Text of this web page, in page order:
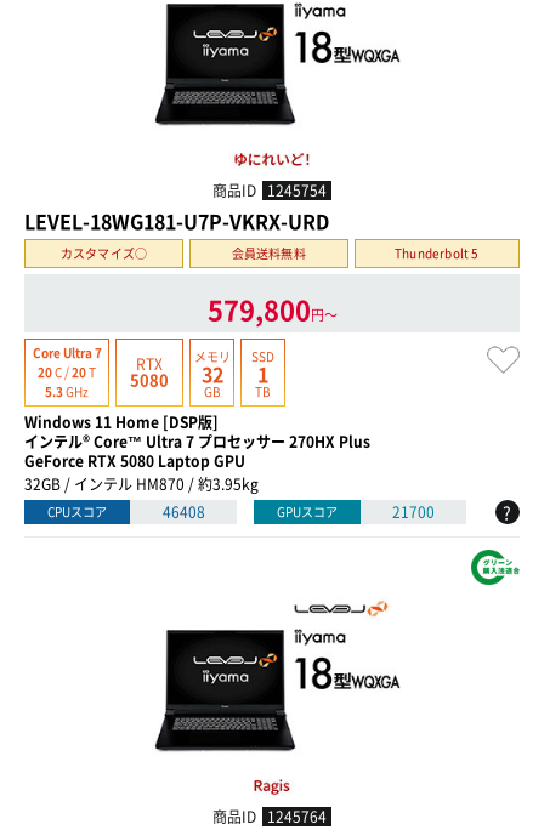
商品ID 1245754
LEVEL-18WG181-U7P-VKRX-URD
カスタマイズ○ 会員送料無料 Thunderbolt 5
579,800円〜
Core Ultra 7
20C /20T
5.3GHz
RTX
5080
メモリ
32
GB
SSD
1
TB
Windows 11 Home [DSP版]
インテル® Core™ Ultra 7 プロセッサー 270HX Plus
GeForce RTX 5080 Laptop GPU
32GB / インテル HM870 / 約3.95kg
CPUスコア 46408 GPUスコア 21700 ?
商品ID 1245764